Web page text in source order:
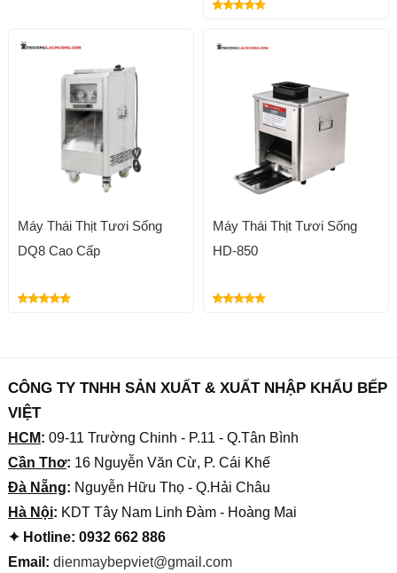
Máy Thái Thịt Tươi Sống
DQ8 Cao Cấp
Máy Thái Thịt Tươi Sống
HD-850
CÔNG TY TNHH SẢN XUẤT & XUẤT NHẬP KHẨU BẾP
VIỆT
HCM: 09-11 Trường Chinh - P.11 - Q.Tân Bình
Cần Thơ: 16 Nguyễn Văn Cừ, P. Cái Khế
Đà Nẵng: Nguyễn Hữu Thọ - Q.Hải Châu
Hà Nội: KDT Tây Nam Linh Đàm - Hoàng Mai
✦ Hotline: 0932 662 886
Email: dienmaybepviet@gmail.com